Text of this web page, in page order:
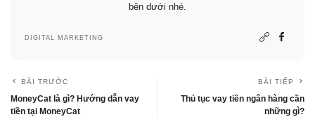
bên dưới nhé.
DIGITAL MARKETING
BÀI TRƯỚC
MoneyCat là gì? Hướng dẫn vay
tiền tại MoneyCat
BÀI TIẾP
Thủ tục vay tiền ngân hàng cần
những gì?